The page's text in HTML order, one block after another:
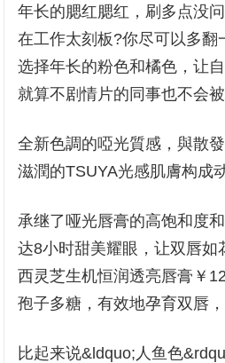
年长的腮红腮红，刷多点没
在工作太刻板?你尽可以多翻
选择年长的粉色和橘色，让
就算不剧情片的同事也不会
全新色調的啞光質感，與散
滋潤的TSUYA光感肌膚构成
承继了哑光唇膏的高饱和度
达8小时甜美耀眼，让双唇如
西灵芝生机恒润透亮唇膏￥
孢子多糖，有效地孕育双唇
比起来说&ldquo;人鱼色